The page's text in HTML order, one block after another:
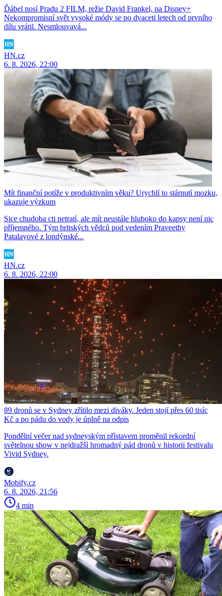
Ďábel nosí Pradu 2 FILM, režie David Frankel, na Disney+
Nekompromisní svět vysoké módy se po dvaceti letech od prvního
dílu vrátil. Nesmlouvavá...
HN.cz
6. 8. 2026, 22:00
Mít finanční potíže v produktivním věku? Urychlí to stárnutí mozku,
ukazuje výzkum
Sice chudoba cti netratí, ale mít neustále hluboko do kapsy není nic
příjemného. Tým britských vědců pod vedením Praveethy
Patalayové z londýnské...
HN.cz
6. 8. 2026, 22:00
89 dronů se v Sydney zřítilo mezi diváky. Jeden stojí přes 60 tisíc
Kč a po pádu do vody je úplně na odpis
Pondělní večer nad sydneyským přístavem proměnil rekordní
světelnou show v nejdražší hromadný pád dronů v historii festivalu
Vivid Sydney.
Mobify.cz
6. 8. 2026, 21:56
4 min